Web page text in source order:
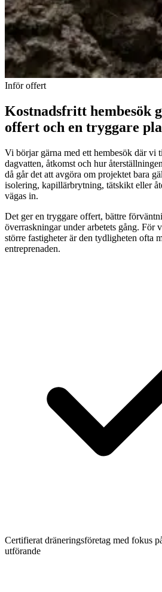
Inför offert
Kostnadsfritt hembesök
offert och en tryggare
Vi börjar gärna med ett hembesök där vi
dagvatten, åtkomst och hur
då går det att avgöra om projektet bara
isolering, kapillärbrytning, tätskikt eller
vägas in.
Det ger en tryggare offert, bättre
överraskningar under arbetets gång. För
större fastigheter är den tydligheten ofta
entreprenaden.
Certifierat dräneringsföretag med fokus
utförande